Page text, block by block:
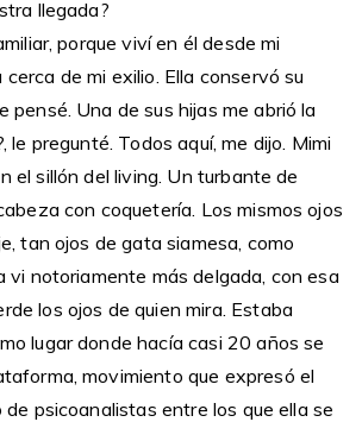
llegada?
porque viví en él desde mi
de mi exilio. Ella conservó su
pensé. Una de sus hijas me abrió la
le pregunté. Todos aquí, me dijo. Mimi
el sillón del living. Un turbante de
con coquetería. Los mismos ojos
tan ojos de gata siamesa, como
vi notoriamente más delgada, con esa
los ojos de quien mira. Estaba
lugar donde hacía casi 20 años se
movimiento que expresó el
de psicoanalistas entre los que ella se